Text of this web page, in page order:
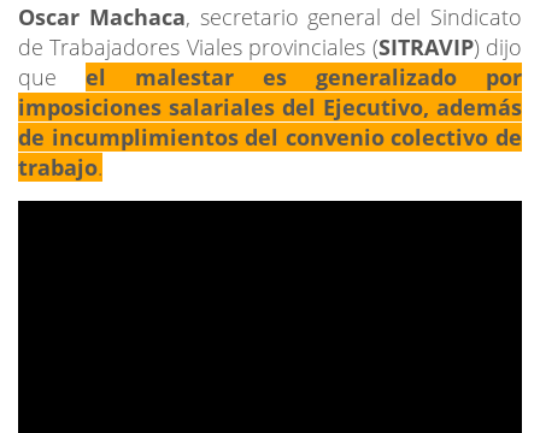
Oscar Machaca, secretario general del Sindicato
de Trabajadores Viales provinciales (SITRAVIP) dijo
que el malestar es generalizado por
imposiciones salariales del Ejecutivo, además
de incumplimientos del convenio colectivo de
trabajo.